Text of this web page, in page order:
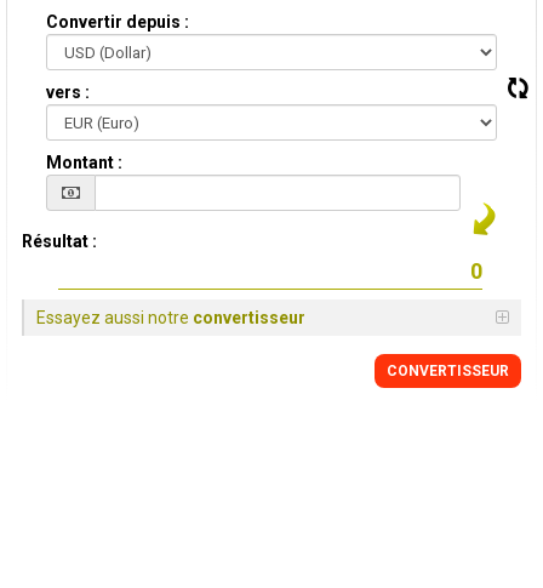
Convertir depuis :
vers :
Montant :
Résultat :
Essayez aussi notre convertisseur
CONVERTISSEUR